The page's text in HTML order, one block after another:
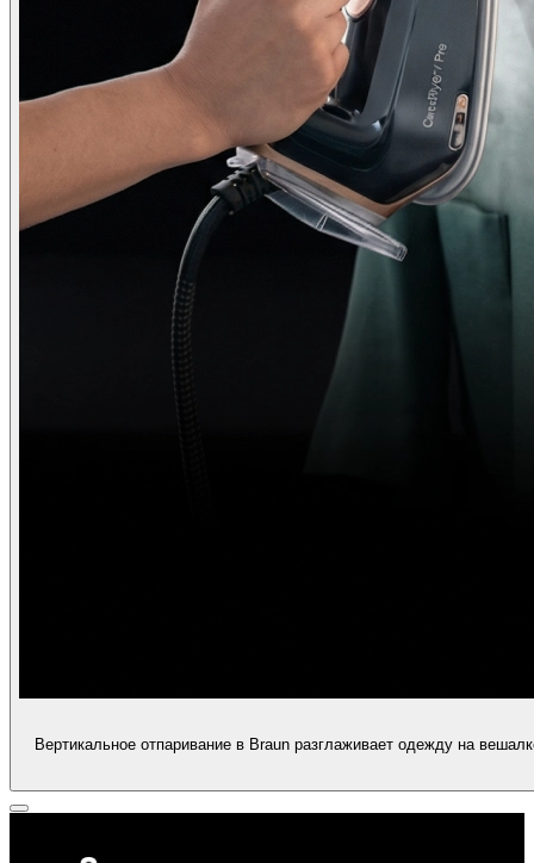
Вертикальное отпаривание в Braun разглаживает одежду на